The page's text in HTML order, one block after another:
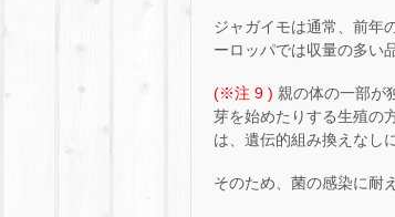
ジャガイモは通常、前年
ーロッパでは収量の多い
(※注 9 ) 親の体の一部が
芽を始めたりする生殖の
は、遺伝的組み換えなし
そのため、菌の感染に耐